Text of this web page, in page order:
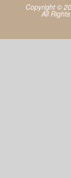
Copyright ©
All